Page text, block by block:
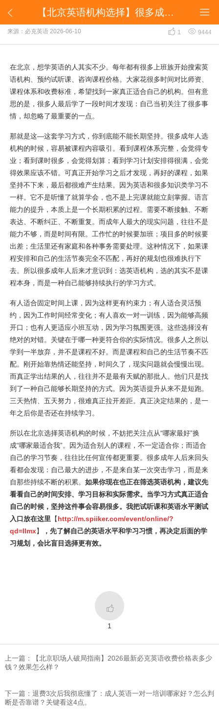
 
​【北京英语机构选择】很多成年人都忽略了这一点
​【北京英语机构选择】很多成年人都忽略了这一点
来源：必克英语 2026-06-10  1  9444
在北京，想学英语的人其实不少。每年都有很多上班族开始搜索英
语机构、预约试听课、咨询课程价格。大家花很多时间对比师资、
课程体系和收费标准，希望找到一家真正适合自己的机构。但有意
思的是，很多人最后学了一段时间才发现：自己当初关注了很多事
情，却忽略了最重要的一点。
那就是这—这套学习方式，你到底能不能长期坚持。很多成年人选
机构的时候，容易被课程内容吸引。看到课程体系完整，会觉得专
业；看到课时很多，会觉得划算；看到学习计划安排得很满，会觉
得效果应该不错。可真正开始学习之后才发现，再好的课程，如果
坚持不下来，最后都很难产生结果。因为英语和很多知识类学习不
一样。它不是听懂了就算学会，也不是上完课就能立刻掌握。语言
能力的提升，本质上是一个长期积累的过程。需要不断接触、不断
表达、不断纠正、不断重复。而成年人最大的现实问题，往往不是
能力不够，而是时间有限。工作忙的时候要加班；项目多的时候要
出差；生活里还有家庭和各种事务需要处理。这种情况下，如果课
程安排和自己的生活节奏完全不匹配，再好的规划也很难执行下
去。所以很多成年人后来才意识到：选英语机构，选的其实不是课
程本身，而是一种自己能够持续执行的学习方式。
有人适合固定时间上课，因为这样更有约束力；有人适合灵活预
约，因为工作时间经常变化；有人喜欢一对一训练，因为能够高频
开口；也有人更适应小班互动，因为学习氛围更强。这些选择没有
绝对的对错。关键在于哪一种更符合你的实际情况。很多人之所以
学到一半放弃，并不是课程不好。而是课程和自己的生活节奏不匹
配。刚开始靠热情还能坚持，时间久了，现实问题就会慢慢出现。
而真正学出结果的人，往往并不是最有天赋的那批人。他们只是找
到了一种自己能够长期坚持的方式。因为英语提升从来不是短跑。
三天热情、五天努力，很难真正拉开差距。真正决定结果的，是一
年之后你是否还在持续学习。
所以在北京选择英语机构的时候，不妨把关注点从“哪家最好”换
成“哪家最适合我”。因为适合别人的课程，不一定适合你；而适合
自己的学习节奏，往往比任何宣传都更重要。很多成年人后来回头
看都会发现：自己最大的进步，不是来自某一次突击学习，而是来
自那些持续不断的积累。 如果你现在也正在筛选英语机构，建议先
看看自己的时间安排、学习目标和实际需求。当学习方式真正适合
自己的时候，坚持这件事会容易很多。我把试听课和英语水平测试
入口放在这里 【http://m.spiiker.com/event/online/?
qd=llmx】 ， 先了解自己的英语水平和学习习惯，再决定后面的学
习规划，会比盲目选择更有效。

1
上一篇：【北京职场人破局指南】2026最新必克英语收费价格表多少
钱？效果怎么样？
下一篇：退费3次后我彻底懂了：成人英语一对一培训哪家好？怎么判
断是否靠谱？关键看这4点。